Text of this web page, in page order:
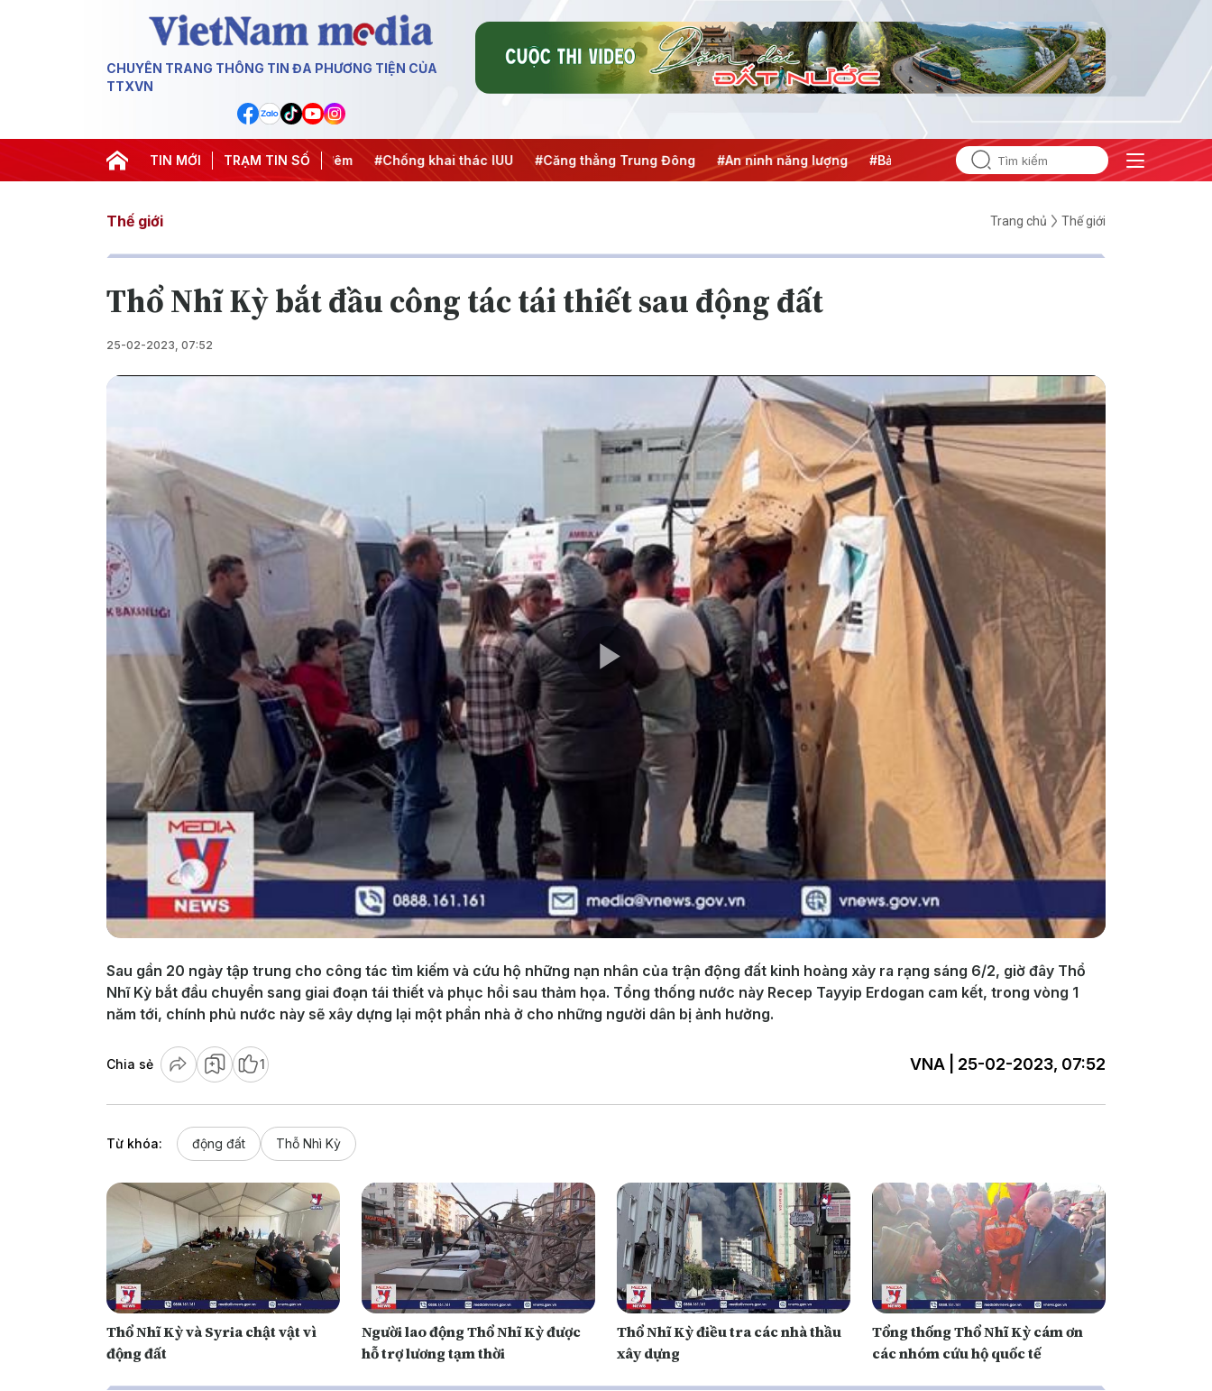
CHUYÊN TRANG THÔNG TIN ĐA PHƯƠNG TIỆN CỦA
TTXVN
TIN MỚI TRẠM TIN SỐ
thành hành động #Chiến dịch 500 ngày đêm #Chống khai thác IUU #Căng thẳng Trung Đông #An ninh năng lượng #Bảo vệ nền tảng tư tưởng của Đảng
Thế giới Trang chủ Thế giới
Thổ Nhĩ Kỳ bắt đầu công tác tái thiết sau động đất
25-02-2023, 07:52
Play
Video
Sau gần 20 ngày tập trung cho công tác tìm kiếm và cứu hộ những nạn nhân của trận động đất kinh hoàng xảy ra rạng sáng 6/2, giờ đây Thổ
Nhĩ Kỳ bắt đầu chuyển sang giai đoạn tái thiết và phục hồi sau thảm họa. Tổng thống nước này Recep Tayyip Erdogan cam kết, trong vòng 1
năm tới, chính phủ nước này sẽ xây dựng lại một phần nhà ở cho những người dân bị ảnh hưởng.
Chia sẻ 1 VNA | 25-02-2023, 07:52
Từ khóa: động đất Thỗ Nhì Kỳ
Thổ Nhĩ Kỳ và Syria chật vật vì
động đất
Người lao động Thổ Nhĩ Kỳ được
hỗ trợ lương tạm thời
Thổ Nhĩ Kỳ điều tra các nhà thầu
xây dựng
Tổng thống Thổ Nhĩ Kỳ cám ơn
các nhóm cứu hộ quốc tế